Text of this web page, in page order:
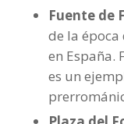
Fuente de
de la época
en España.
es un